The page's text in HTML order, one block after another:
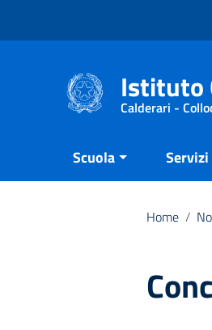
Istituto
Calderari -
Scuola Servizi
Home /